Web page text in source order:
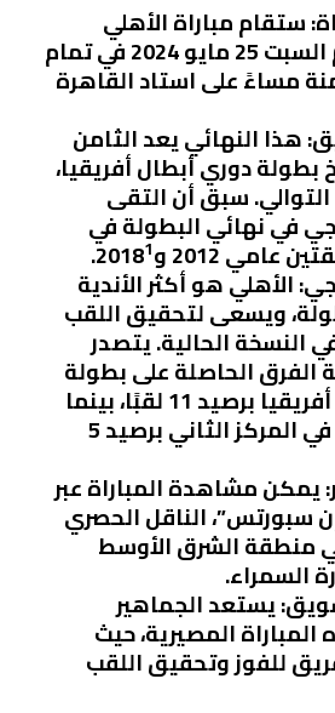
: ستقام مباراة الأهلي
والترجي يوم السبت 25 مايو 2024 في تمام
مساءً على استاد القاهرة
: هذا النهائي يعد الثامن
بطولة دوري أبطال أفريقيا،
التوالي. سبق أن التقى
في نهائي البطولة في
2012 و2018 1
.
: الأهلي هو أكثر الأندية
ويسعى لتحقيق اللقب
النسخة الحالية. يتصدر
الفرق الحاصلة على بطولة
دوري أبطال أفريقيا برصيد 11 لقبًا، بينما
يأتي الترجي في المركز الثاني برصيد 5
: يمكن مشاهدة المباراة عبر
سبورتس”، الناقل الحصري
منطقة الشرق الأوسط
السمراء.
: يستعد الجماهير
المصيرية، حيث
للفوز وتحقيق اللقب